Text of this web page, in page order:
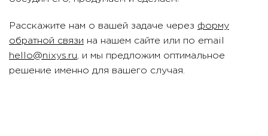
Расскажите нам о вашей задаче через форму
обратной связи на нашем сайте или по email
hello@nixys.ru, и мы предложим оптимальное
решение именно для вашего случая.